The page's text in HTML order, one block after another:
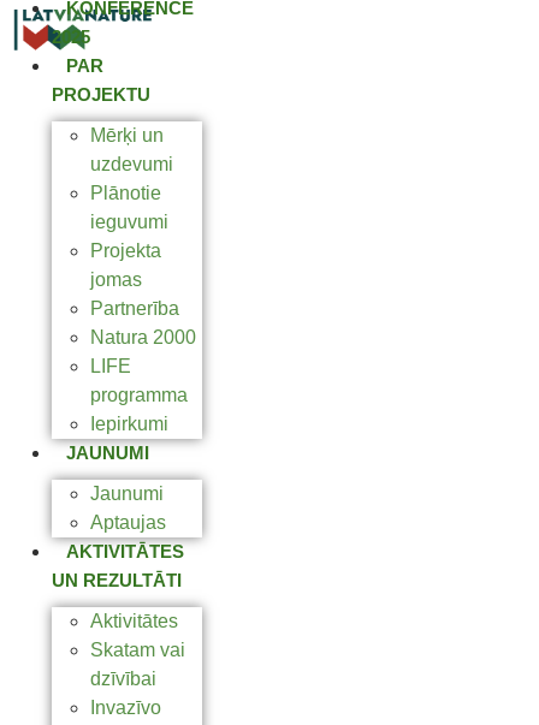
KONFERENCE
2025
PAR
PROJEKTU
Mērķi un
uzdevumi
Plānotie
ieguvumi
Projekta
jomas
Partnerība
Natura 2000
LIFE
programma
Iepirkumi
JAUNUMI
Jaunumi
Aptaujas
AKTIVITĀTES
UN REZULTĀTI
Aktivitātes
Skatam vai
dzīvībai
Invazīvo